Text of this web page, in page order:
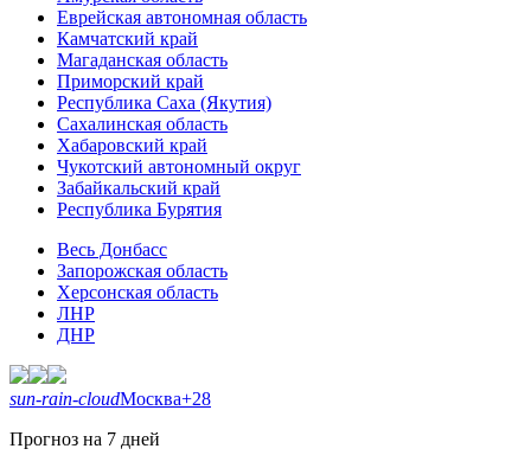
Еврейская автономная область
Камчатский край
Магаданская область
Приморский край
Республика Саха (Якутия)
Сахалинская область
Хабаровский край
Чукотский автономный округ
Забайкальский край
Республика Бурятия
Весь Донбасс
Запорожская область
Херсонская область
ЛНР
ДНР
sun-rain-cloudМосква+28
Прогноз на 7 дней